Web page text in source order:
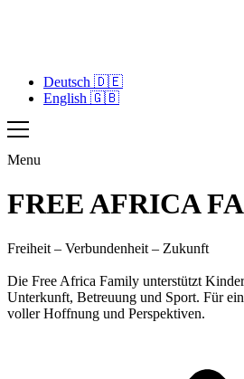
Deutsch 🇩🇪
English 🇬🇧
Menu
FREE AFRICA
Freiheit – Verbundenheit – Zukunft
Die Free Africa Family unterstützt
Unterkunft, Betreuung und Sport. Für
voller Hoffnung und Perspektiven.